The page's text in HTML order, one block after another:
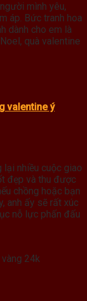
mình yêu,
áp. Bức tranh hoa
dành cho em là
quà valentine
valentine ý
lại nhiều cuộc giao
đẹp và thu được
chồng hoặc bạn
anh ấy sẽ rất xúc
nỗ lực phấn đấu
24k